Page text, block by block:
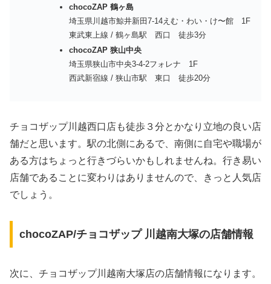
chocoZAP 鶴ヶ島
埼玉県川越市鯨井新田7-14えむ・わい・け〜館 1F
東武東上線 / 鶴ヶ島駅 西口 徒歩3分
chocoZAP 狭山中央
埼玉県狭山市中央3-4-2フォレナ 1F
西武新宿線 / 狭山市駅 東口 徒歩20分
チョコザップ川越西口店も徒歩３分とかなり立地の良い店
舗だと思います。駅の北側にあるで、南側に自宅や職場が
ある方はちょっと行きづらいかもしれませんね。行き易い
店舗であることに変わりはありませんので、きっと人気店
でしょう。
chocoZAP/チョコザップ 川越南大塚の店舗情報
次に、チョコザップ川越南大塚店の店舗情報になります。